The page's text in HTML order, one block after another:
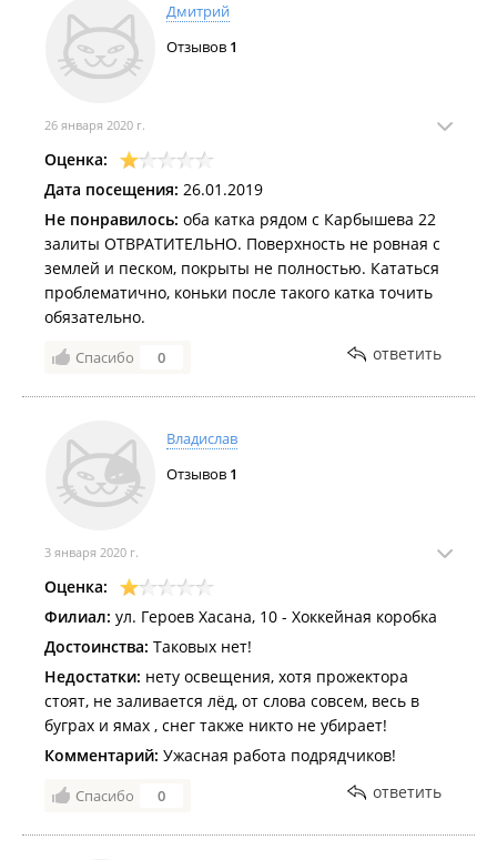
Дмитрий
Отзывов 1
26 января 2020 г.
Оценка:
Дата посещения: 26.01.2019
Не понравилось: оба катка рядом с Карбышева 22
залиты ОТВРАТИТЕЛЬНО. Поверхность не ровная с
землей и песком, покрыты не полностью. Кататься
проблематично, коньки после такого катка точить
обязательно.
Спасибо 0 ответить
Владислав
Отзывов 1
3 января 2020 г.
Оценка:
Филиал: ул. Героев Хасана, 10 - Хоккейная коробка
Достоинства: Таковых нет!
Недостатки: нету освещения, хотя прожектора
стоят, не заливается лёд, от слова совсем, весь в
буграх и ямах , снег также никто не убирает!
Комментарий: Ужасная работа подрядчиков!
Спасибо 0 ответить